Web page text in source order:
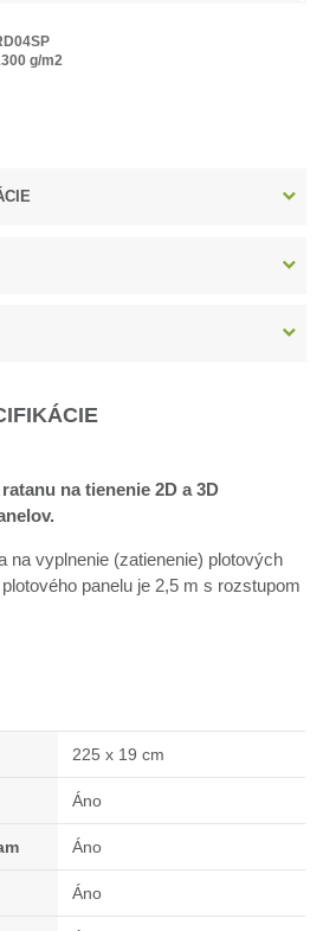
g/m2
na tienenie 2D a 3D
na vyplnenie (zatienenie) plotových
panelu je 2,5 m s rozstupom
225 x 19 cm
Áno
Áno
Áno